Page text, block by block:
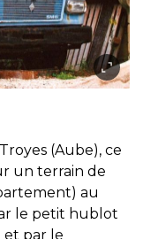
(Aube), ce
un terrain de
au
le petit hublot
et par le